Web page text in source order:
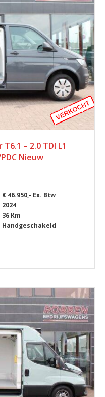
– 2.0 TDI L1
Nieuw
€ 46.950,- Ex. Btw
2024
36 Km
Handgeschakeld